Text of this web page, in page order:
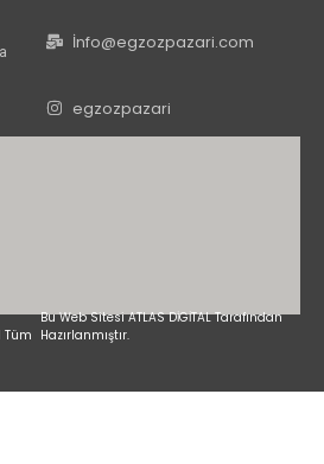
İnfo@egzozpazari.com
egzozpazari
Tüm
Bu Web Sitesi ATLAS DİGİTAL Tarafından
Hazırlanmıştır.